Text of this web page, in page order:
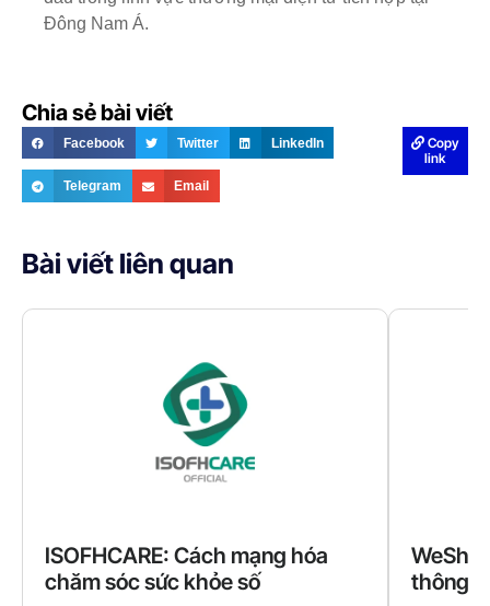
Đông Nam Á.
Chia sẻ bài viết
Facebook Twitter LinkedIn
Telegram Email
Copy
link
Bài viết liên quan
ISOFHCARE: Cách mạng hóa
chăm sóc sức khỏe số
thông